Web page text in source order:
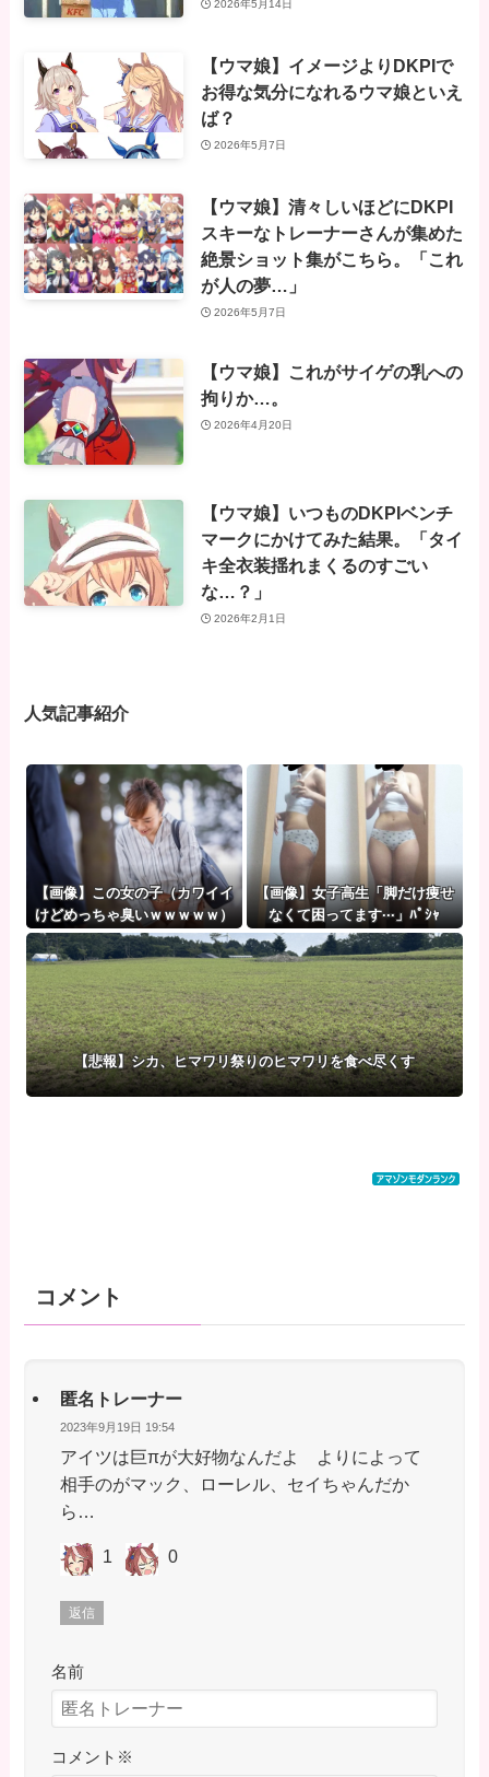
2026年5月14日
【ウマ娘】イメージよりDKPIで
お得な気分になれるウマ娘といえ
ば？
2026年5月7日
【ウマ娘】清々しいほどにDKPI
スキーなトレーナーさんが集めた
絶景ショット集がこちら。「これ
が人の夢…」
2026年5月7日
【ウマ娘】これがサイゲの乳への
拘りか…。
2026年4月20日
【ウマ娘】いつものDKPIベンチ
マークにかけてみた結果。「タイ
キ全衣装揺れまくるのすごい
な…？」
2026年2月1日
人気記事紹介
【画像】この女の子（カワイイ
けどめっちゃ臭いｗｗｗｗｗ）
が泊めてって言ってきたらどう
する…？⇒！！
【画像】女子高生「脚だけ痩せ
なくて困ってます···」ﾊﾟｼｬ
【悲報】シカ、ヒマワリ祭りのヒマワリを食べ尽くす
コメント
匿名トレーナー
2023年9月19日 19:54
アイツは巨πが大好物なんだよ よりによって
相手のがマック、ローレル、セイちゃんだか
ら…
1 0
返信
名前
コメント ※